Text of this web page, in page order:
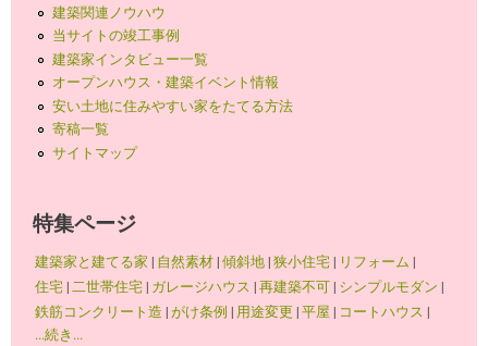
建築関連ノウハウ
当サイトの竣工事例
建築家インタビュー一覧
オープンハウス・建築イベント情報
安い土地に住みやすい家をたてる方法
寄稿一覧
サイトマップ
特集ページ
建築家と建てる家 | 自然素材|傾斜地|狭小住宅| リフォーム |
住宅|二世帯住宅| ガレージハウス |再建築不可| シンプルモダン |
鉄筋コンクリート造 |がけ条例 | 用途変更 |平屋 | コートハウス |
...続き...